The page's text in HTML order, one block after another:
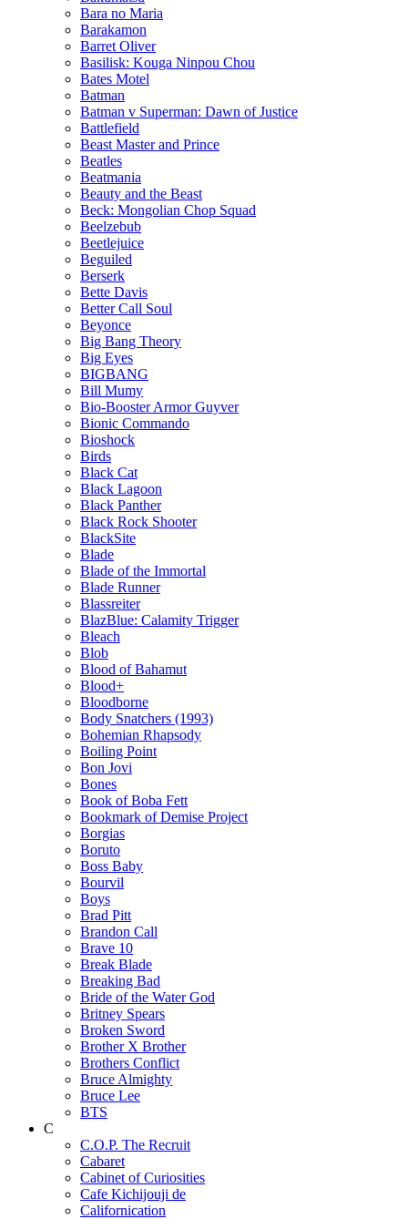
Bara no Maria
Barakamon
Barret Oliver
Basilisk: Kouga Ninpou Chou
Bates Motel
Batman
Batman v Superman: Dawn of Justice
Battlefield
Beast Master and Prince
Beatles
Beatmania
Beauty and the Beast
Beck: Mongolian Chop Squad
Beelzebub
Beetlejuice
Beguiled
Berserk
Bette Davis
Better Call Soul
Beyonce
Big Bang Theory
Big Eyes
BIGBANG
Bill Mumy
Bio-Booster Armor Guyver
Bionic Commando
Bioshock
Birds
Black Cat
Black Lagoon
Black Panther
Black Rock Shooter
BlackSite
Blade
Blade of the Immortal
Blade Runner
Blassreiter
BlazBlue: Calamity Trigger
Bleach
Blob
Blood of Bahamut
Blood+
Bloodborne
Body Snatchers (1993)
Bohemian Rhapsody
Boiling Point
Bon Jovi
Bones
Book of Boba Fett
Bookmark of Demise Project
Borgias
Boruto
Boss Baby
Bourvil
Boys
Brad Pitt
Brandon Call
Brave 10
Break Blade
Breaking Bad
Bride of the Water God
Britney Spears
Broken Sword
Brother X Brother
Brothers Conflict
Bruce Almighty
Bruce Lee
BTS
C
C.O.P. The Recruit
Cabaret
Cabinet of Curiosities
Cafe Kichijouji de
Californication